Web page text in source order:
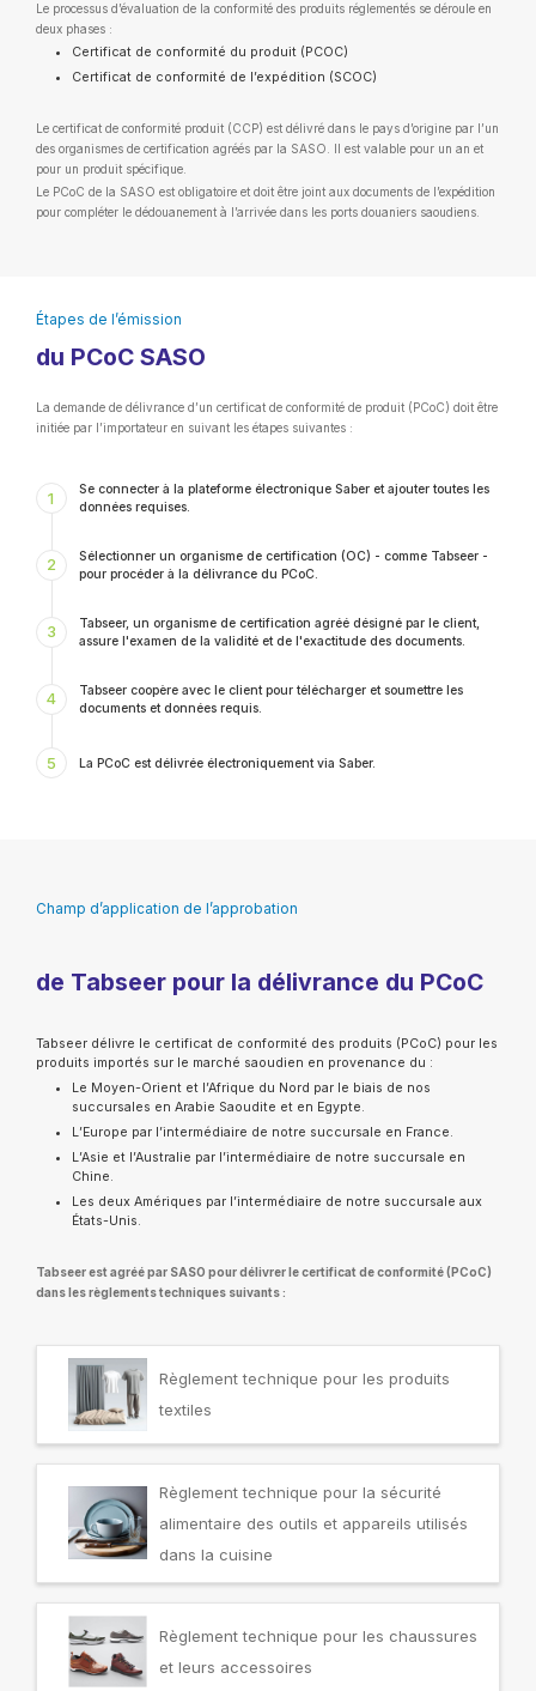
Le processus d’évaluation de la conformité des produits réglementés se déroule en
deux phases :
Certificat de conformité du produit (PCOC)
Certificat de conformité de l’expédition (SCOC)
Le certificat de conformité produit (CCP) est délivré dans le pays d’origine par l’un
des organismes de certification agréés par la SASO. Il est valable pour un an et
pour un produit spécifique.
Le PCoC de la SASO est obligatoire et doit être joint aux documents de l’expédition
pour compléter le dédouanement à l’arrivée dans les ports douaniers saoudiens.
Étapes de l’émission
du PCoC SASO
La demande de délivrance d’un certificat de conformité de produit (PCoC) doit être
initiée par l’importateur en suivant les étapes suivantes :
1
Se connecter à la plateforme électronique Saber et ajouter toutes les
données requises.
2
Sélectionner un organisme de certification (OC) - comme Tabseer -
pour procéder à la délivrance du PCoC.
3
Tabseer, un organisme de certification agréé désigné par le client,
assure l'examen de la validité et de l'exactitude des documents.
4
Tabseer coopère avec le client pour télécharger et soumettre les
documents et données requis.
5 La PCoC est délivrée électroniquement via Saber.
Champ d’application de l’approbation
de Tabseer pour la délivrance du PCoC
Tabseer délivre le certificat de conformité des produits (PCoC) pour les
produits importés sur le marché saoudien en provenance du :
Le Moyen-Orient et l’Afrique du Nord par le biais de nos
succursales en Arabie Saoudite et en Egypte.
L’Europe par l’intermédiaire de notre succursale en France.
L’Asie et l’Australie par l’intermédiaire de notre succursale en
Chine.
Les deux Amériques par l’intermédiaire de notre succursale aux
États-Unis.
Tabseer est agréé par SASO pour délivrer le certificat de conformité (PCoC)
dans les règlements techniques suivants :
Règlement technique pour les produits
textiles
Règlement technique pour la sécurité
alimentaire des outils et appareils utilisés
dans la cuisine
Règlement technique pour les chaussures
et leurs accessoires